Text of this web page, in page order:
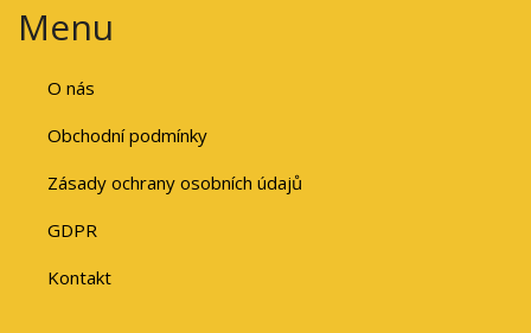
Menu
O nás
Obchodní podmínky
Zásady ochrany osobních údajů
GDPR
Kontakt